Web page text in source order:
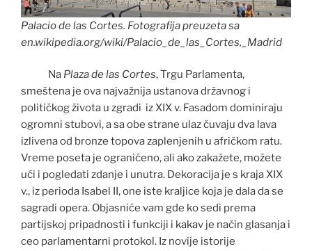
Palacio de las Cortes. Fotografija preuzeta sa
en.wikipedia.org/wiki/Palacio_de_las_Cortes,_Madrid
Na Plaza de las Cortes, Trgu Parlamenta,
smeštena je ova najvažnija ustanova državnog i
političkog života u zgradi iz XIX v. Fasadom dominiraju
ogromni stubovi, a sa obe strane ulaz čuvaju dva lava
izlivena od bronze topova zaplenjenih u afričkom ratu.
Vreme poseta je ograničeno, ali ako zakažete, možete
ući i pogledati zdanje i unutra. Dekoracija je s kraja XIX
v., iz perioda Isabel II, one iste kraljice koja je dala da se
sagradi opera. Objasniće vam gde ko sedi prema
partijskoj pripadnosti i funkciji i kakav je način glasanja i
ceo parlamentarni protokol. Iz novije istorije